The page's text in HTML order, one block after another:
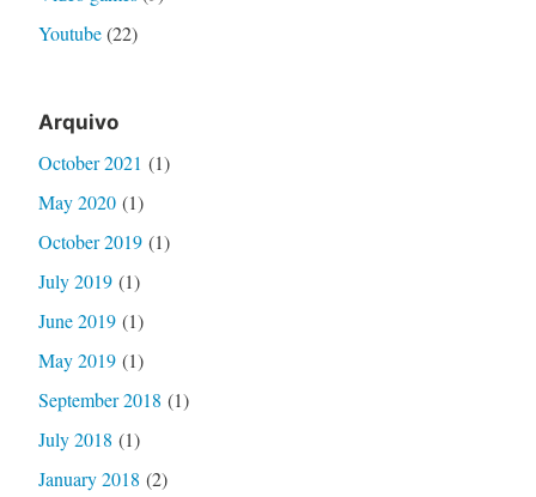
Youtube(22)
Arquivo
October 2021 (1)
May 2020(1)
October 2019(1)
July 2019(1)
June 2019(1)
May 2019(1)
September 2018 (1)
July 2018 (1)
January 2018 (2)